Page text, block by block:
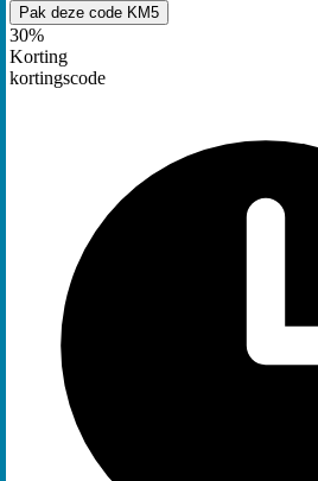
Pak deze code KM5
30%
Korting
kortingscode